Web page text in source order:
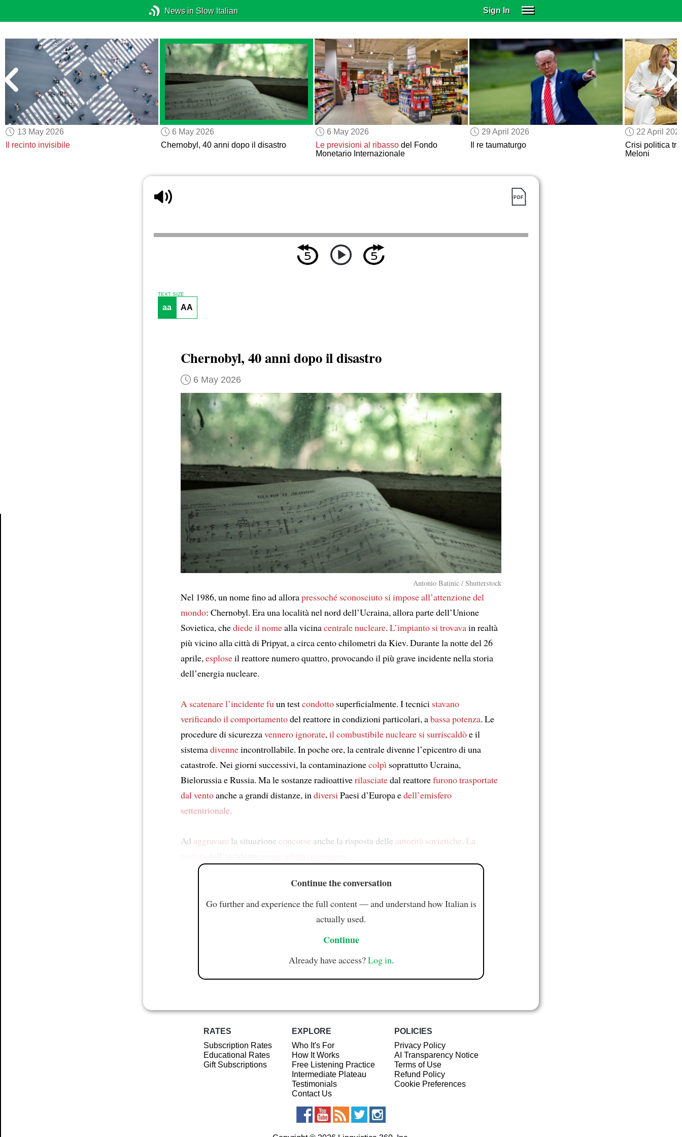
News in Slow Italian Sign In
SUBSCRIBE
EDUCATIONAL LICENSES
GIFT CARDS
OTHER LANGUAGES
ABOUT US
ALEXA
ADJUST COLORS
13 May 2026
Il recinto invisibile
6 May 2026
Chernobyl, 40 anni dopo il disastro
6 May 2026
Le previsioni al ribassodel Fondo
Monetario Internazionale
29 April 2026
Il re taumaturgo
22 April
Crisi politica
Meloni
TEXT SIZE
aa AA
Chernobyl, 40 anni dopo il disastro
6 May 2026
Antonio Batinic / Shutterstock
Nel 1986, un nome fino ad allorapressoché sconosciuto si impose all’attenzione del
mondo: Chernobyl. Era una località nel nord dell’Ucraina, allora parte dell’Unione
Sovietica, chediede il nomealla vicinacentrale nucleare. L’impianto si trovavain realtà
più vicino alla città di Pripyat, a circa cento chilometri da Kiev. Durante la notte del 26
aprile, esploseil reattore numero quattro, provocando il più grave incidente nella storia
dell’energia nucleare.
A scatenare l’incidentefu un testcondotto superficialmente. I tecnici stavano
verificando il comportamentodel reattore in condizioni particolari, abassa potenza. Le
procedure di sicurezzavennero ignorate, il combustibile nucleare si surriscaldòe il
sistemadivenneincontrollabile. In poche ore, la centrale divenne l’epicentro di una
catastrofe. Nei giorni successivi, la contaminazionecolpì soprattutto Ucraina,
Bielorussia e Russia. Ma le sostanze radioattiverilasciatedal reattorefurono trasportate
dal ventoanche a grandi distanze, in diversi Paesi d’Europa edell’emisfero
settentrionale.
Ad aggravare la situazione concorse anche la risposta delle autorità sovietiche. La
Continue the conversation
Go further and experience the full content — and understand how Italian is
actually used.
Continue
Already have access?Log in.
RATES
Subscription Rates
Educational Rates
Gift Subscriptions
EXPLORE
Who It's For
How It Works
Free Listening Practice
Intermediate Plateau
Testimonials
Contact Us
POLICIES
Privacy Policy
AI Transparency Notice
Terms of Use
Refund Policy
Cookie Preferences